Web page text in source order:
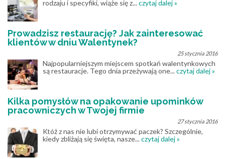
rodzaju i specyfiki, wiąże się z...czytaj dalej »
Prowadzisz restaurację? Jak zainteresować
klientów w dniu Walentynek?
25 stycznia 2016
Najpopularniejszym miejscem spotkań walentynkowych
są restauracje. Tego dnia przeżywają one...czytaj dalej »
Kilka pomysłów na opakowanie upominków
pracowniczych w Twojej firmie
27 stycznia 2016
Któż z nas nie lubi otrzymywać paczek? Szczególnie,
kiedy zbliżają się święta, nasze...czytaj dalej »